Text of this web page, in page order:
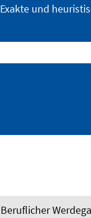
Exakte und
Beruflicher